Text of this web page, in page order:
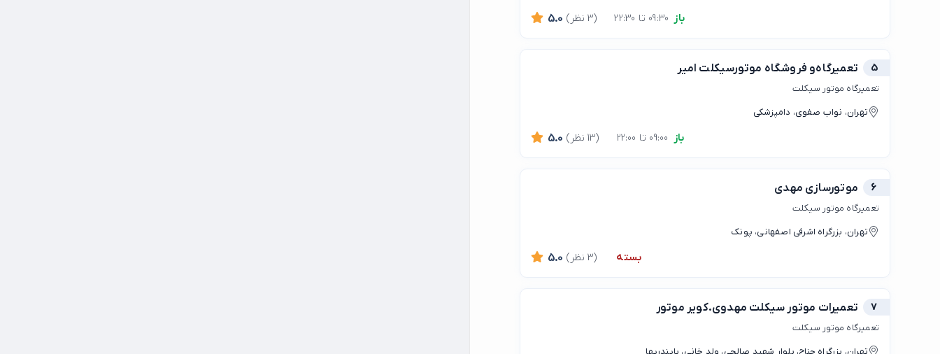
باز 5.0 (3 نظر)
5 تعمیرگاه‌و فروشگاه موتور‌سیکلت امیر
تعمیرگاه موتور سیکلت
تهران، نواب صفوی، دامپزشکی
باز 5.0 (13 نظر)
6 موتورسازی مهدی
تعمیرگاه موتور سیکلت
تهران، بزرگراه اشرفی اصفهانی، پونک
بسته 5.0 (3 نظر)
7 تعمیرات موتور سیکلت مهدوی.کویر موتور
تعمیرگاه موتور سیکلت